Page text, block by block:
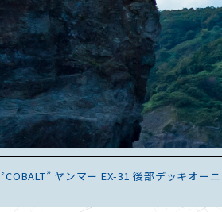
〝COBALT” ヤンマー EX-31 後部デッキオー